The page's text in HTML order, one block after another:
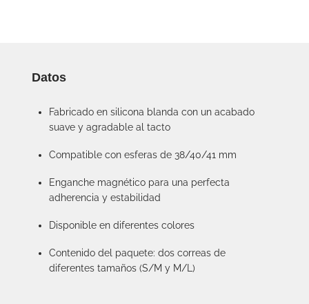
Datos
Fabricado en silicona blanda con un acabado
suave y agradable al tacto
Compatible con esferas de 38/40/41 mm
Enganche magnético para una perfecta
adherencia y estabilidad
Disponible en diferentes colores
Contenido del paquete: dos correas de
diferentes tamaños (S/M y M/L)